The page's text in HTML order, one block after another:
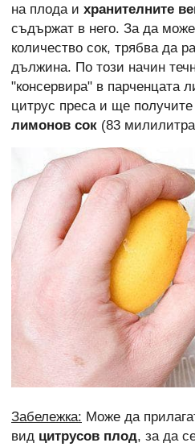
на плода и хранителните
съдържат в него. За да
количество сок, трябва да
дължина. По този начин
"консервира" в парченцата
цитрус преса и ще
лимонов сок (83
Забележка: Може да
вид цитрусов плод, за да